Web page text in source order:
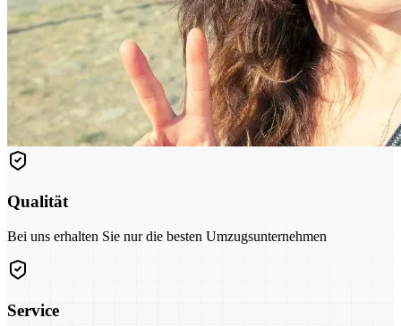
Qualität
Bei uns erhalten Sie nur die besten Umzugsunternehmen
Service